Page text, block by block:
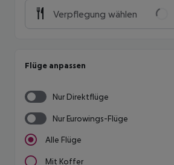
Verpflegung wählen
Flüge anpassen
Nur Direktflüge
Nur Eurowings-Flüge
Alle Flüge
Mit Koffer